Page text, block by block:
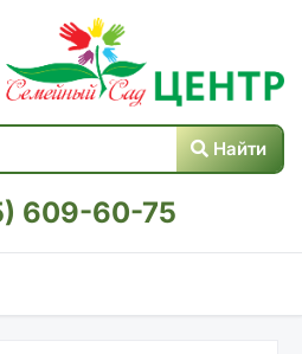
Найти
609-60-75